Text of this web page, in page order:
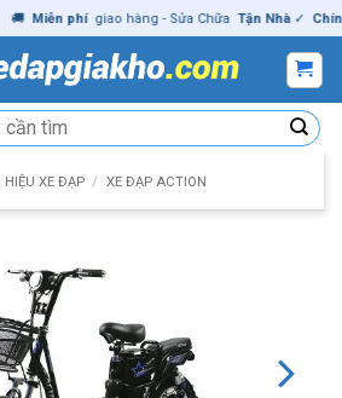
Miễn phí giao hàng - Sửa Chữa Tận Nhà ✓ Chính
HIỆU XE ĐẠP / XE ĐẠP ACTION